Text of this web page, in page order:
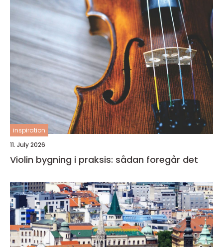
inspiration
11. July 2026
Violin bygning i praksis: sådan foregår det